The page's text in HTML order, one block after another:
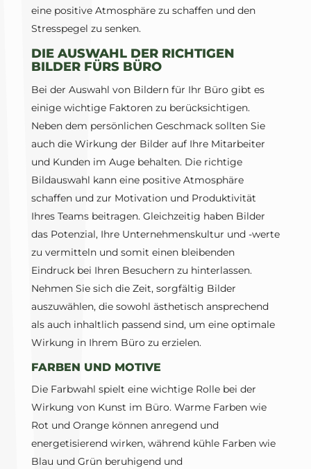
eine positive Atmosphäre zu schaffen und den
Stresspegel zu senken.
DIE AUSWAHL DER RICHTIGEN
BILDER FÜRS BÜRO
Bei der Auswahl von Bildern für Ihr Büro gibt es
einige wichtige Faktoren zu berücksichtigen.
Neben dem persönlichen Geschmack sollten Sie
auch die Wirkung der Bilder auf Ihre Mitarbeiter
und Kunden im Auge behalten. Die richtige
Bildauswahl kann eine positive Atmosphäre
schaffen und zur Motivation und Produktivität
Ihres Teams beitragen. Gleichzeitig haben Bilder
das Potenzial, Ihre Unternehmenskultur und -werte
zu vermitteln und somit einen bleibenden
Eindruck bei Ihren Besuchern zu hinterlassen.
Nehmen Sie sich die Zeit, sorgfältig Bilder
auszuwählen, die sowohl ästhetisch ansprechend
als auch inhaltlich passend sind, um eine optimale
Wirkung in Ihrem Büro zu erzielen.
FARBEN UND MOTIVE
Die Farbwahl spielt eine wichtige Rolle bei der
Wirkung von Kunst im Büro. Warme Farben wie
Rot und Orange können anregend und
energetisierend wirken, während kühle Farben wie
Blau und Grün beruhigend und